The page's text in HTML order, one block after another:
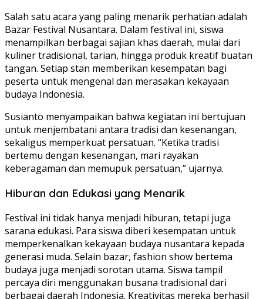
Salah satu acara yang paling menarik perhatian adalah
Bazar Festival Nusantara. Dalam festival ini, siswa
menampilkan berbagai sajian khas daerah, mulai dari
kuliner tradisional, tarian, hingga produk kreatif buatan
tangan. Setiap stan memberikan kesempatan bagi
peserta untuk mengenal dan merasakan kekayaan
budaya Indonesia.
Susianto menyampaikan bahwa kegiatan ini bertujuan
untuk menjembatani antara tradisi dan kesenangan,
sekaligus memperkuat persatuan. “Ketika tradisi
bertemu dengan kesenangan, mari rayakan
keberagaman dan memupuk persatuan,” ujarnya.
Hiburan dan Edukasi yang Menarik
Festival ini tidak hanya menjadi hiburan, tetapi juga
sarana edukasi. Para siswa diberi kesempatan untuk
memperkenalkan kekayaan budaya nusantara kepada
generasi muda. Selain bazar, fashion show bertema
budaya juga menjadi sorotan utama. Siswa tampil
percaya diri menggunakan busana tradisional dari
berbagai daerah Indonesia. Kreativitas mereka berhasil